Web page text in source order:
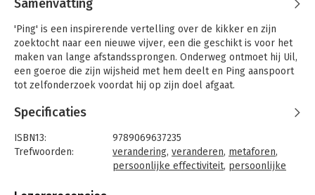
Samenvatting
'Ping' is een inspirerende vertelling over de kikker en zijn
zoektocht naar een nieuwe vijver, een die geschikt is voor het
maken van lange afstandssprongen. Onderweg ontmoet hij Uil,
een goeroe die zijn wijsheid met hem deelt en Ping aanspoort
tot zelfonderzoek voordat hij op zijn doel afgaat.
Niet alles gaat zoals gepland, maar Ping leert 'to go with the
flow', mee te drijven op de stroom des levens en
moeilijkheden om te buigen tot uitdagingen. Uil is de mentor
die hem helpt om de zin van dingen te zien, wijsheid te
ontdekken en tot grote hoogten te springen. De reis die ze
Specificaties
ISBN13:
9789069637235
Trefwoorden:
verandering, veranderen, metaforen,
persoonlijke effectiviteit, persoonlijke